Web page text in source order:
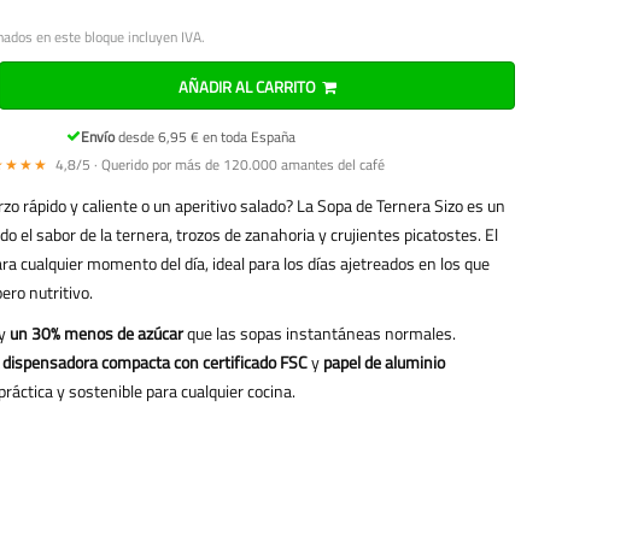
en este bloque incluyen IVA.
AÑADIR AL CARRITO
Envíodesde 6,95 € en toda España
4,8/5 · Querido por más de 120.000 amantes del café
rápido y caliente o un aperitivo salado? La Sopa de Ternera Sizo es un
el sabor de la ternera, trozos de zanahoria y crujientes picatostes. El
cualquier momento del día, ideal para los días ajetreados en los que
nutritivo.
un 30% menos de azúcarque las sopas instantáneas normales.
compacta con certificado FSCypapel de aluminio
y sostenible para cualquier cocina.